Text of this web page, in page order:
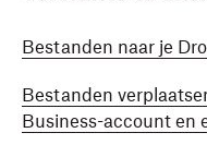
Bestanden naar je
Bestanden
Business-account en